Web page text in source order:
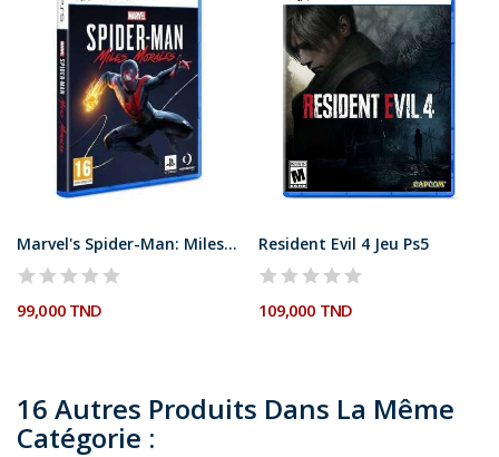
Marvel's Spider-Man: Miles Morales Jeu Ps5
99,000 TND
Resident Evil 4 Jeu Ps5
109,000 TND
16 Autres Produits Dans La Même
Catégorie :